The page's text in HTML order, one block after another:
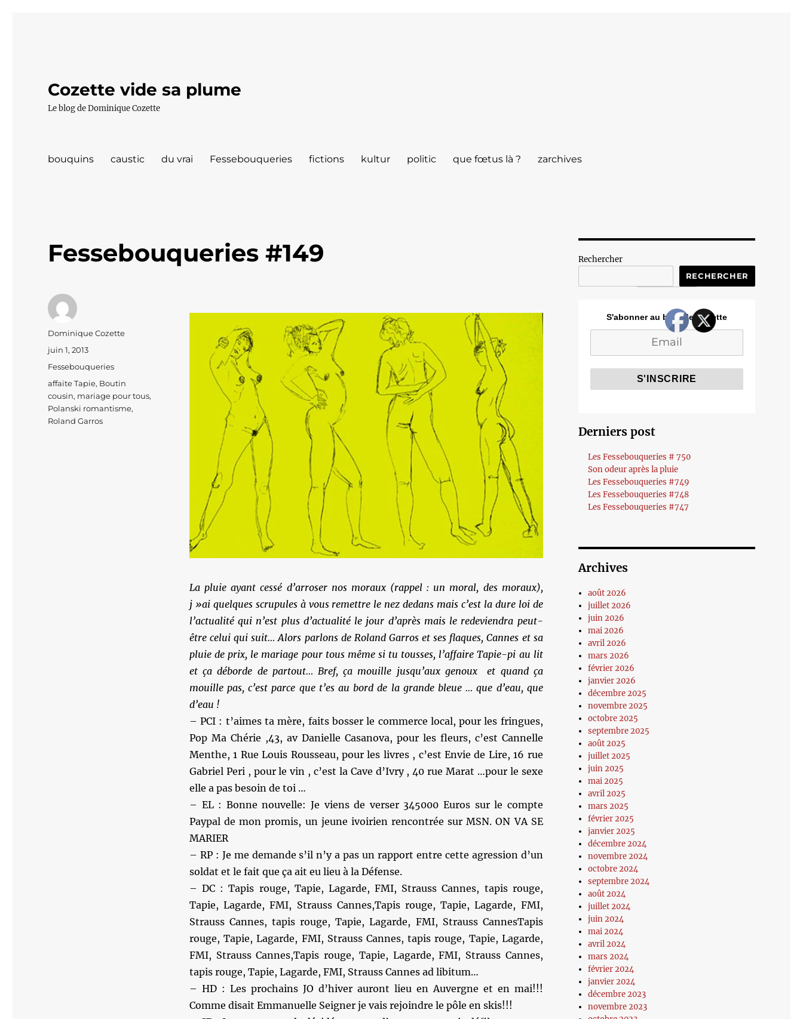
Cozette vide sa plume
Le blog de Dominique Cozette
bouquins caustic du vrai Fessebouqueries fictions kultur politic que fœtus là ? zarchives
Fessebouqueries #149
La pluie ayant cessé d’arroser nos moraux (rappel : un moral, des moraux),
j »ai quelques scrupules à vous remettre le nez dedans mais c’est la dure loi de
l’actualité qui n’est plus d’actualité le jour d’après mais le redeviendra peut-
être celui qui suit… Alors parlons de Roland Garros et ses flaques, Cannes et sa
pluie de prix, le mariage pour tous même si tu tousses, l’affaire Tapie-pi au lit
et ça déborde de partout… Bref, ça mouille jusqu’aux genoux et quand ça
mouille pas, c’est parce que t’es au bord de la grande bleue … que d’eau, que
d’eau !
– PCI : t’aimes ta mère, faits bosser le commerce local, pour les fringues,
Pop Ma Chérie ,43, av Danielle Casanova, pour les fleurs, c’est Cannelle
Menthe, 1 Rue Louis Rousseau, pour les livres , c’est Envie de Lire, 16 rue
Gabriel Peri , pour le vin , c’est la Cave d’Ivry , 40 rue Marat …pour le sexe
elle a pas besoin de toi …
– EL : Bonne nouvelle: Je viens de verser 345000 Euros sur le compte
Paypal de mon promis, un jeune ivoirien rencontrée sur MSN. ON VA SE
MARIER
– RP : Je me demande s’il n’y a pas un rapport entre cette agression d’un
soldat et le fait que ça ait eu lieu à la Défense.
– DC : Tapis rouge, Tapie, Lagarde, FMI, Strauss Cannes, tapis rouge,
Tapie, Lagarde, FMI, Strauss Cannes,Tapis rouge, Tapie, Lagarde, FMI,
Strauss Cannes, tapis rouge, Tapie, Lagarde, FMI, Strauss CannesTapis
rouge, Tapie, Lagarde, FMI, Strauss Cannes, tapis rouge, Tapie, Lagarde,
FMI, Strauss Cannes,Tapis rouge, Tapie, Lagarde, FMI, Strauss Cannes,
tapis rouge, Tapie, Lagarde, FMI, Strauss Cannes ad libitum…
– HD : Les prochains JO d’hiver auront lieu en Auvergne et en mai!!!
Comme disait Emmanuelle Seigner je vais rejoindre le pôle en skis!!!
Auteur
Dominique Cozette
Publié
juin 1, 2013
Catégories
Fessebouqueries
Étiquettes
affaite Tapie, Boutin
cousin, mariage pour tous,
Polanski romantisme,
Roland Garros
Rechercher
RECHERCHER
S'abonner au blog de Cozette
Derniers post
Les Fessebouqueries # 750
Son odeur après la pluie
Les Fessebouqueries #749
Les Fessebouqueries #748
Les Fessebouqueries #747
Archives
août 2026
juillet 2026
juin 2026
mai 2026
avril 2026
mars 2026
février 2026
janvier 2026
décembre 2025
novembre 2025
octobre 2025
septembre 2025
août 2025
juillet 2025
juin 2025
mai 2025
avril 2025
mars 2025
février 2025
janvier 2025
décembre 2024
novembre 2024
octobre 2024
septembre 2024
août 2024
juillet 2024
juin 2024
mai 2024
avril 2024
mars 2024
février 2024
janvier 2024
décembre 2023
novembre 2023